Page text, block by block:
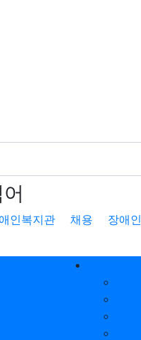
인복지관 채용 장애